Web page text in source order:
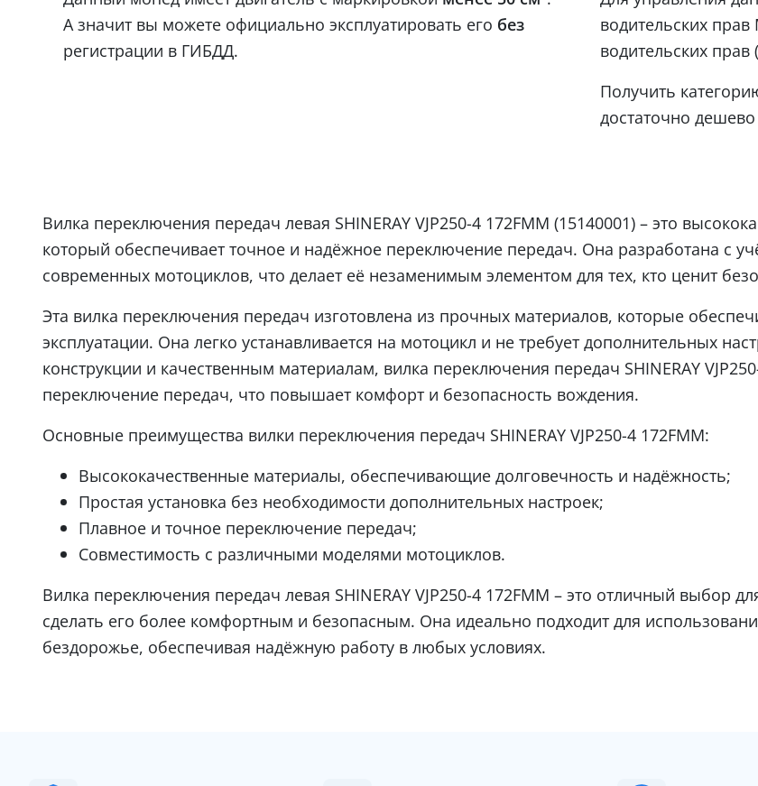
А значит вы можете официально эксплуатировать его без
регистрации в ГИБДД.
водительских
водительских
Получить
достаточно
Вилка переключения передач левая SHINERAY VJP250-4 172FMM (15140001) – это
который обеспечивает точное и надёжное переключение передач. Она разработана с
современных мотоциклов, что делает её незаменимым элементом для тех, кто ценит
Эта вилка переключения передач изготовлена из прочных материалов, которые
эксплуатации. Она легко устанавливается на мотоцикл и не требует дополнительных
конструкции и качественным материалам, вилка переключения передач SHINERAY
переключение передач, что повышает комфорт и безопасность вождения.
Основные преимущества вилки переключения передач SHINERAY VJP250-4 172FMM:
Высококачественные материалы, обеспечивающие долговечность и надёжность;
Простая установка без необходимости дополнительных настроек;
Плавное и точное переключение передач;
Совместимость с различными моделями мотоциклов.
Вилка переключения передач левая SHINERAY VJP250-4 172FMM – это отличный выбор
сделать его более комфортным и безопасным. Она идеально подходит для
бездорожье, обеспечивая надёжную работу в любых условиях.